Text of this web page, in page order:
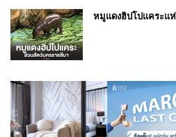
หมูแดงฮิปโปแคระแ